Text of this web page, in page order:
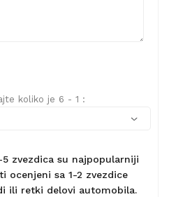
koliko je 6 - 1 :
zvezdica su najpopularniji
ocenjeni sa 1-2 zvezdice
ili retki delovi automobila.